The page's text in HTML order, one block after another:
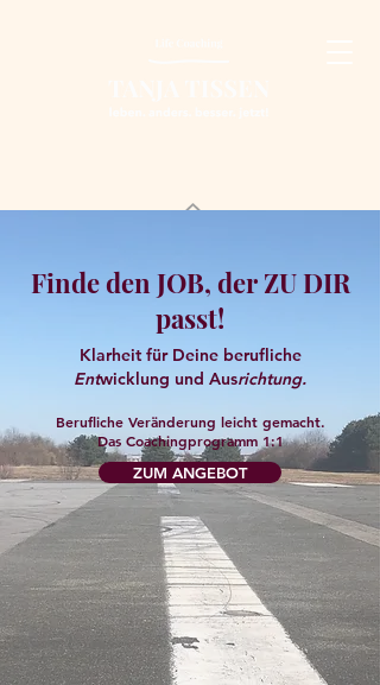
Finde den JOB, der ZU DIR
passt!
Klarheit für Deine berufliche
Entwicklung und Ausrichtung.
Berufliche Veränderung leicht gemacht.
Das Coachingprogramm 1:1
ZUM ANGEBOT